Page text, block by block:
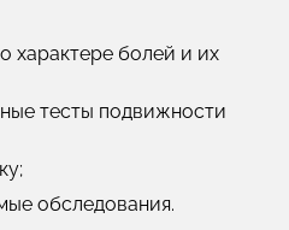
характере болей и их
тесты подвижности
обследования.